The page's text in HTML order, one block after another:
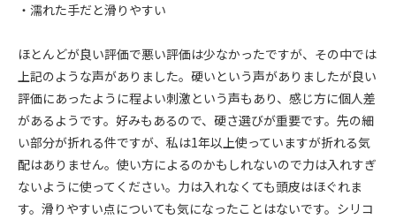
・濡れた手だと滑りやすい
ほとんどが良い評価で悪い評価は少なかったですが、その中では
上記のような声がありました。硬いという声がありましたが良い
評価にあったように程よい刺激という声もあり、感じ方に個人差
があるようです。好みもあるので、硬さ選びが重要です。先の細
い部分が折れる件ですが、私は1年以上使っていますが折れる気
配はありません。使い方によるのかもしれないので力は入れすぎ
ないように使ってください。力は入れなくても頭皮はほぐれま
す。滑りやすい点についても気になったことはないです。シリコ